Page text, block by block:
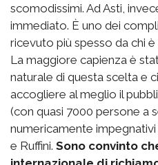
scomodissimi. Ad Asti,
immediato. È uno dei
ricevuto più spesso da chi
La maggiore capienza è
naturale di questa scelta e
accogliere al meglio il
(con quasi 7000 persone a
numericamente
e Ruffini. Sono convinto